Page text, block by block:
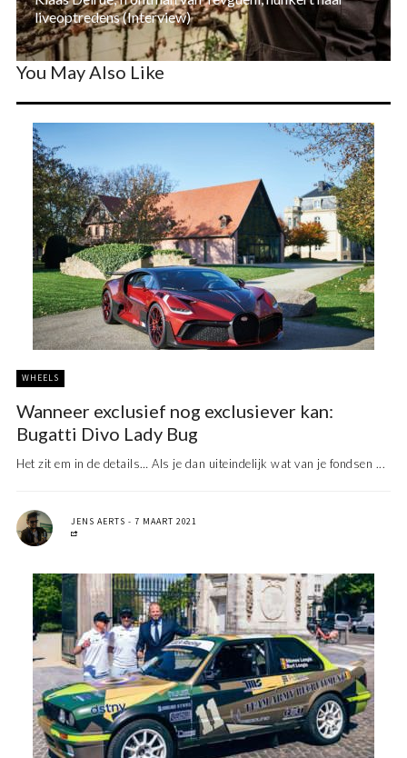
liveoptredens (Interview)
You May Also Like
WHEELS
Wanneer exclusief nog exclusiever kan:
Bugatti Divo Lady Bug
Het zit em in de details… Als je dan uiteindelijk wat van je fondsen ...
JENS AERTS 7 MAART 2021